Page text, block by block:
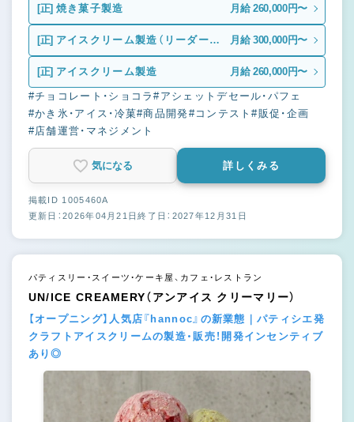
[正] 焼き菓子製造 月給 260,000円〜
[正] アイスクリーム製造（リーダー候
補）
月給 300,000円〜
[正] アイスクリーム製造 月給 260,000円〜
#チョコレート・ショコラ#アシェットデセール・パフェ
#かき氷・アイス・冷菓#商品開発#コンテスト#販促・企画
#店舗運営・マネジメント
気になる 詳しくみる
掲載ID 1005460A
更新日：2026年04月21日終了日：2027年12月31日
パティスリー・スイーツ・ケーキ屋、カフェ・レストラン
UN/ICE CREAMERY（アンアイス クリーマリー）
【オープニング】人気店『hannoc』の新業態｜パティシエ発
クラフトアイスクリームの製造・販売！開発インセンティブ
あり◎